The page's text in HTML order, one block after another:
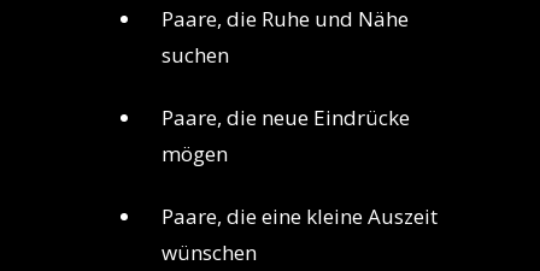
Paare, die Ruhe und Nähe
suchen
Paare, die neue Eindrücke
mögen
Paare, die eine kleine Auszeit
wünschen